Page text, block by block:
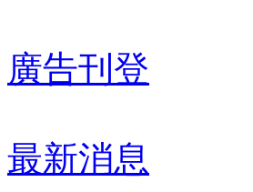
廣告刊登
最新消息